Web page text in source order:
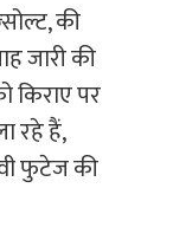
की
जारी की
किराए पर
रहे हैं,
फुटेज की